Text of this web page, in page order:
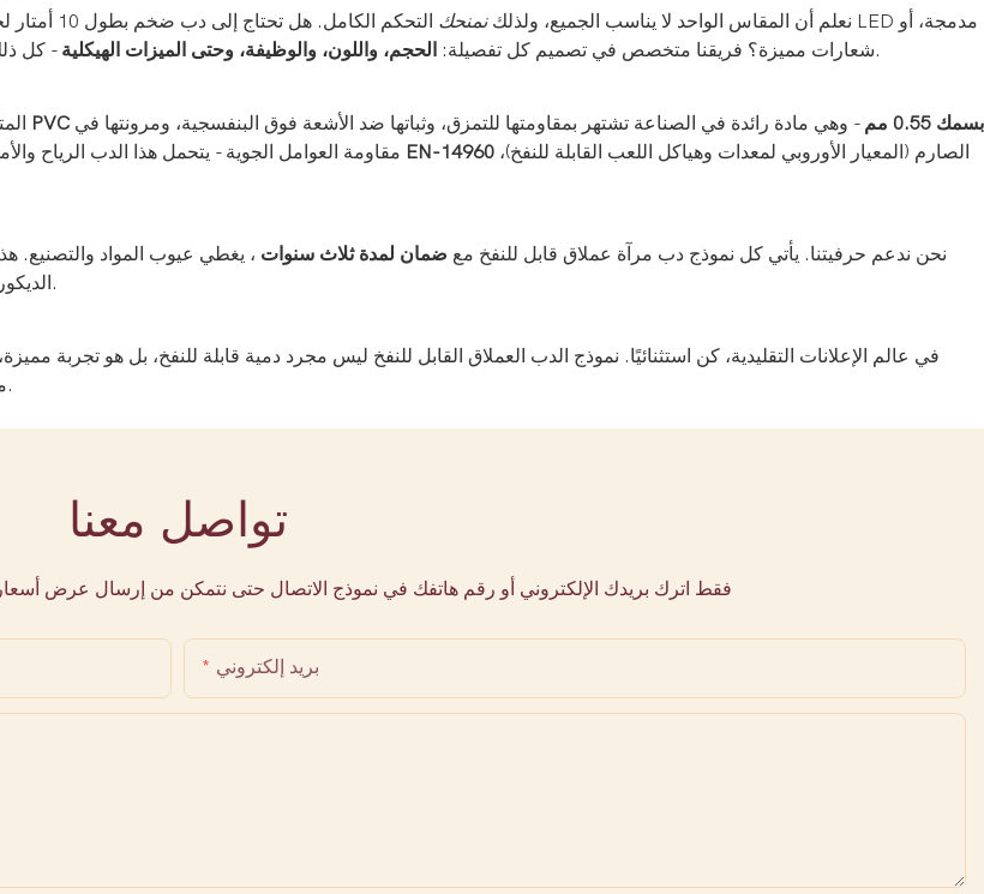
نعلم أن المقاس الواحد لا يناسب الجميع، ولذلكنمنحك
شعارات مميزة؟ فريقنا متخصص في تصميم كل تفصيلة:
الحجم، واللون، والوظيفة، وحتى الميزات الهيكلية - كل . شاركنا فكرتك، وسنُجسدها لك، بدون أي تكلفة إضافية.
قماش بلاتو المتين المصنوع من مادة PVC بسمك 0.55 مم
- وهي مادة رائدة في الصناعة تشتهر بمقاومتها للتمزق، وثباتها ضد الأشعة فوق البنفسجية، ومرونتها في
مقاومة العوامل الجوية - يتحمل هذا الدب الرياح بمعيار السلامة EN-14960
نحن ندعم حرفيتنا. يأتي كل نموذج دب مرآة عملاق قابل للنفخ مع ضمان لمدة ثلاث سنوات ، يغطي عيوب المواد والتصنيع.
الديكور الخاصة بك، جاهزة لتحقيق عائد استثماري مجزٍ في كل مناسبة، موسمًا بعد موسم.
في عالم الإعلانات التقليدية، كن استثنائيًا. نموذج الدب العملاق القابل للنفخ ليس مجرد دمية قابلة للنفخ، بل هو تجربة
معرض تجاري، أو إطلاق منتج جديد، أو ببساطة لفت الأنظار، فهذا هو سلاحك السري.
تواصل معنا
فقط اترك بريدك الإلكتروني أو رقم هاتفك في نموذج الاتصال حتى نتمكن من إرسال عرض
بريد إلكتروني